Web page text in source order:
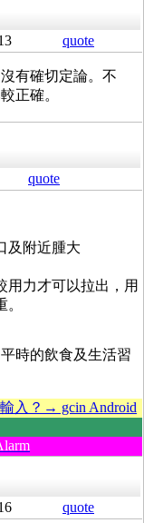
quote
有確切定論。不
正確。
quote
及附近腫大
用力才可以拉出，用
時的飲食及生活習
入？→ gcin Android
quote